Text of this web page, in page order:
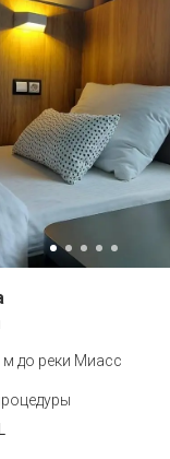
м до реки Миасс